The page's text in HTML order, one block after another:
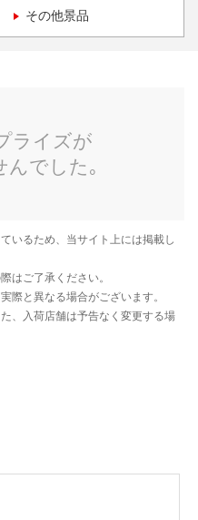
その他景品